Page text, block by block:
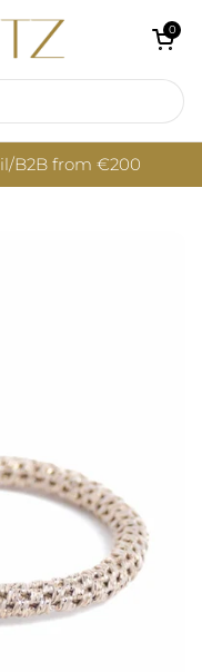
Open cart
0
B2B from €200